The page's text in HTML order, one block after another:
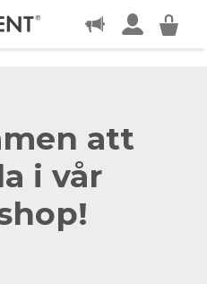
att
i vår